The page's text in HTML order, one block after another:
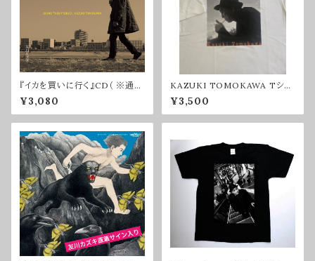
『イカを買いに行く』CD（ ※通常
盤・サインなし）
¥3,080
KAZUKI TOMOKAWA Tシャ
ツ2025（XLサイズ）
¥3,500